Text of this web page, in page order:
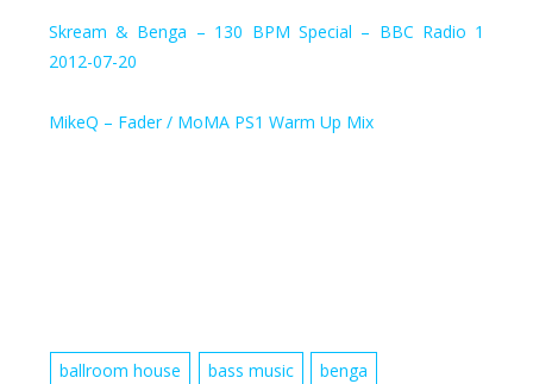
Skream & Benga – 130 BPM Special – BBC Radio 1
2012-07-20
MikeQ – Fader / MoMA PS1 Warm Up Mix
ballroom house bass music
benga